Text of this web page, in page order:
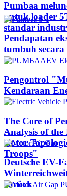
Pumbaa
untuk loader
standar
Pendapatan
tumbuh
Pengontrol
Kendaraan
The Core of
Analysis of
Rotor
Troops"
Deutsche EV-
zurück